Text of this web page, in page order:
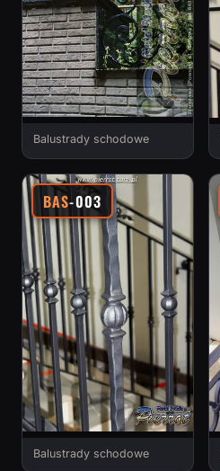
Balustrady schodowe
BAS-003
Balustrady schodowe